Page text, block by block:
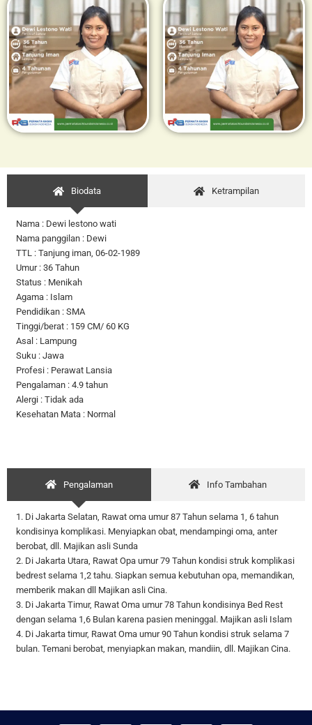
Biodata Ketrampilan
Nama : Dewi lestono wati
Nama panggilan : Dewi
TTL : Tanjung iman, 06-02-1989
Umur : 36 Tahun
Status : Menikah
Agama : Islam
Pendidikan : SMA
Tinggi/berat : 159 CM/ 60 KG
Asal : Lampung
Suku : Jawa
Profesi : Perawat Lansia
Pengalaman : 4.9 tahun
Alergi : Tidak ada
Kesehatan Mata : Normal
Pengalaman Info Tambahan
1. Di Jakarta Selatan, Rawat oma umur 87 Tahun selama 1, 6 tahun
kondisinya komplikasi. Menyiapkan obat, mendampingi oma, anter
berobat, dll. Majikan asli Sunda
2. Di Jakarta Utara, Rawat Opa umur 79 Tahun kondisi struk komplikasi
bedrest selama 1,2 tahu. Siapkan semua kebutuhan opa, memandikan,
memberik makan dll Majikan asli Cina.
3. Di Jakarta Timur, Rawat Oma umur 78 Tahun kondisinya Bed Rest
dengan selama 1,6 Bulan karena pasien meninggal. Majikan asli Islam
4. Di Jakarta timur, Rawat Oma umur 90 Tahun kondisi struk selama 7
bulan. Temani berobat, menyiapkan makan, mandiin, dll. Majikan Cina.